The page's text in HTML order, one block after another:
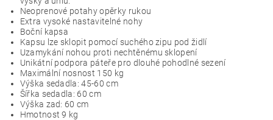
Neoprenové potahy opěrky rukou
Extra vysoké nastavitelné nohy
Boční kapsa
Kapsu lze sklopit pomocí suchého zipu pod židlí
Uzamykání nohou proti nechtěnému sklopení
Unikátní podpora páteře pro dlouhé pohodlné sezení
Maximální nosnost 150 kg
Výška sedadla: 45-60 cm
Šířka sedadla: 60 cm
Výška zad: 60 cm
Hmotnost 9 kg